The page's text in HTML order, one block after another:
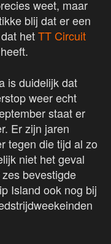
weet, maar
blij dat er een
hetTT Circuit
is duidelijk dat
weer echt
staat er
Er zijn jaren
tegen die tijd al zo
niet het geval
bevestigde
Island ook nog bij